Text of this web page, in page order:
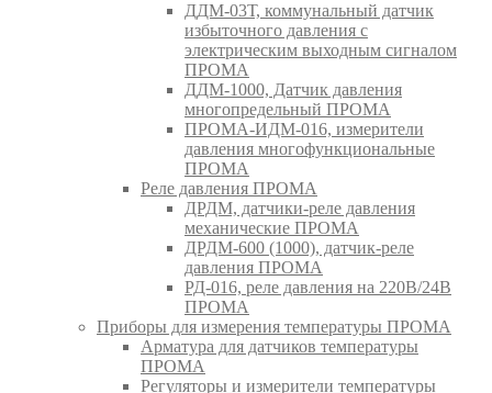
ДДМ-03Т, коммунальный датчик
избыточного давления с
электрическим выходным сигналом
ПРОМА
ДДМ-1000, Датчик давления
многопредельный ПРОМА
ПРОМА-ИДМ-016, измерители
давления многофункциональные
ПРОМА
Реле давления ПРОМА
ДРДМ, датчики-реле давления
механические ПРОМА
ДРДМ-600 (1000), датчик-реле
давления ПРОМА
РД-016, реле давления на 220В/24В
ПРОМА
Приборы для измерения температуры ПРОМА
Арматура для датчиков температуры
ПРОМА
Регуляторы и измерители температуры